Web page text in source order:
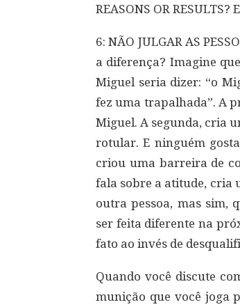
REASONS OR
6: NÃO JULGAR AS
a diferença? Imagine
Miguel seria dizer: “o
fez uma trapalhada”. A
Miguel. A segunda, cria
rotular. E ninguém
criou uma barreira de
fala sobre a atitude, cria
outra pessoa, mas sim,
ser feita diferente na
fato ao invés de
Quando você discute
munição que você joga